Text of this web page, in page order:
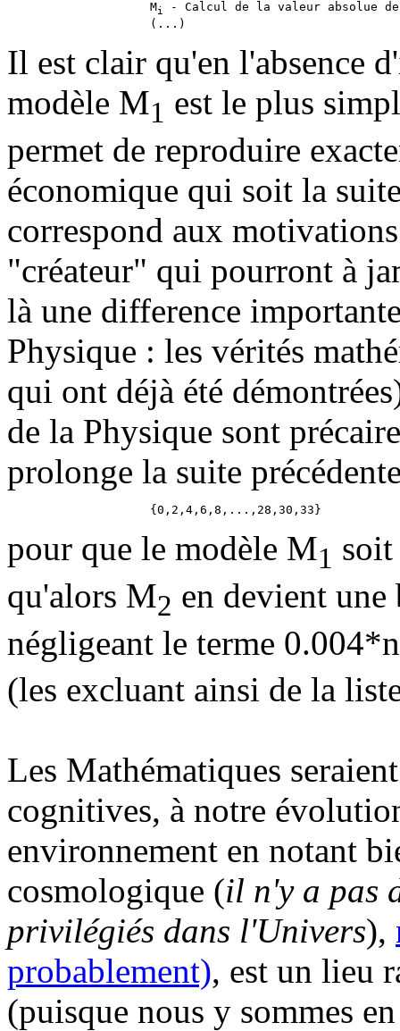
                    M
i
- Calcul de la valeur absolue
Il est clair qu'en l'absence
modèle M1 est le plus
permet de reproduire
économique qui soit la
correspond aux
"créateur" qui pourront à
là une difference
Physique : les vérités
qui ont déjà été
de la Physique sont
prolonge la suite
pour que le modèle M1
qu'alors M2 en devient
négligeant le terme
(les excluant ainsi de la
Les Mathématiques
cognitives, à notre
environnement en notant
cosmologique (il n'y a pas
privilégiés dans l'Univers),
probablement), est un lieu
(puisque nous y sommes